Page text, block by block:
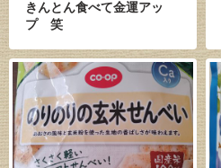
きんとん食べて金運アッ
プ 笑